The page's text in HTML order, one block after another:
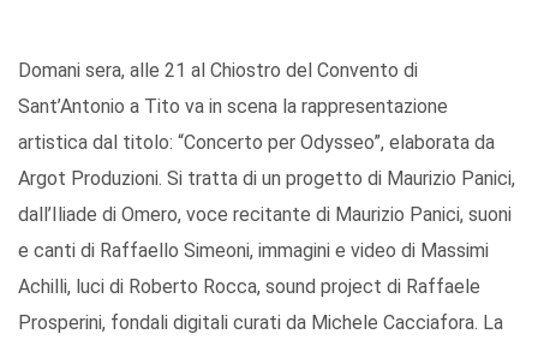
Domani sera, alle 21 al Chiostro del Convento di
Sant’Antonio a Tito va in scena la rappresentazione
artistica dal titolo: “Concerto per Odysseo”, elaborata da
Argot Produzioni. Si tratta di un progetto di Maurizio Panici,
dall’Iliade di Omero, voce recitante di Maurizio Panici, suoni
e canti di Raffaello Simeoni, immagini e video di Massimi
Achilli, luci di Roberto Rocca, sound project di Raffaele
Prosperini, fondali digitali curati da Michele Cacciafora. La